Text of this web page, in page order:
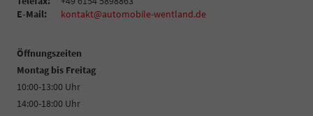
E-Mail:
kontakt@automobile-wentland.de
Öffnungszeiten
Montag bis Freitag
10:00-13:00 Uhr
14:00-18:00 Uhr